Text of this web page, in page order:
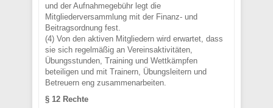
und der Aufnahmegebühr legt die
Mitgliederversammlung mit der Finanz- und
Beitragsordnung fest.
(4) Von den aktiven Mitgliedern wird erwartet, dass
sie sich regelmäßig an Vereinsaktivitäten,
Übungsstunden, Training und Wettkämpfen
beteiligen und mit Trainern, Übungsleitern und
Betreuern eng zusammenarbeiten.
§ 12 Rechte